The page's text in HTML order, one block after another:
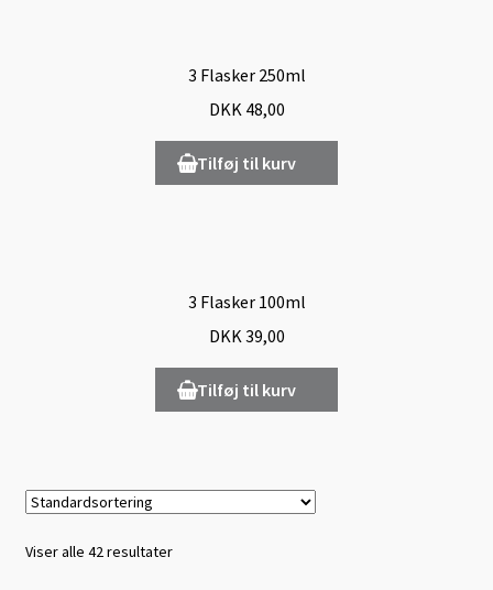
3 Flasker 250ml
DKK 48,00
Tilføj til kurv
3 Flasker 100ml
DKK 39,00
Tilføj til kurv
Viser alle 42 resultater